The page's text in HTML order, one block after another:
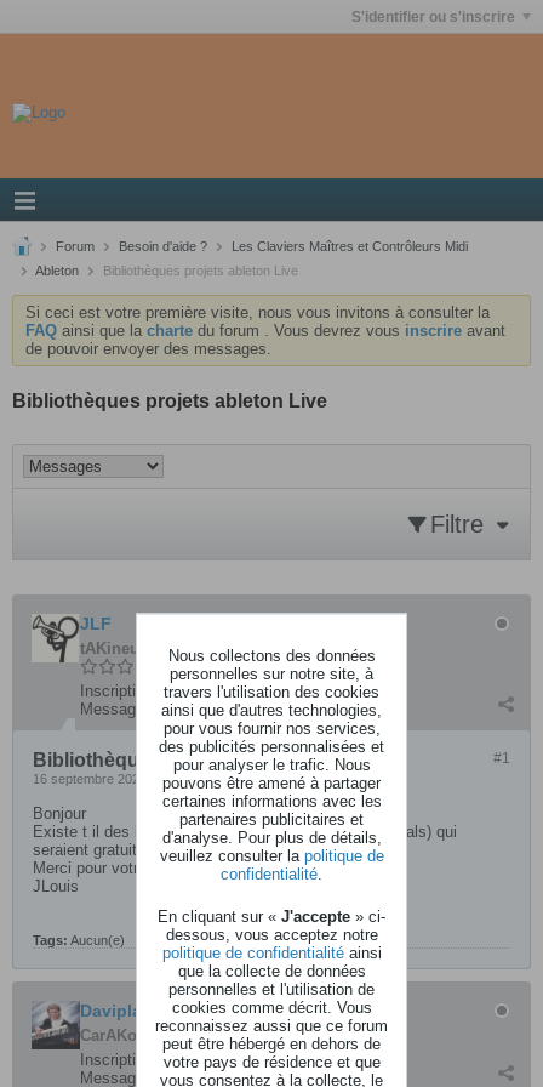
S'identifier ou s'inscrire
Forum Besoin d'aide ?
Les Claviers Maîtres et Contrôleurs Midi
Ableton
Bibliothèques projets ableton Live
Si ceci est votre première visite, nous vous invitons à consulter la
FAQ ainsi que la charte du forum . Vous devrez vous inscrire avant
de pouvoir envoyer des messages.
Bibliothèques projets ableton Live
Filtre
JLF
tAKineur
Inscription:
décembre 2015
Messages:
74
#1
Bibliothèques projets ableton Live
16 septembre 2023, 13h53
Bonjour
Existe t il des bibliothèques de projets Ableton Live (.als) qui
seraient gratuits ou payants.....
Merci pour votre aide
JLouis
Tags: Aucun(e)
Daviplane
CarAKoleur
Inscription:
avril 2015
Messages:
3844
Nous collectons des données
personnelles sur notre site, à
travers l'utilisation des cookies
ainsi que d'autres technologies,
pour vous fournir nos services,
des publicités personnalisées et
pour analyser le trafic. Nous
pouvons être amené à partager
certaines informations avec les
partenaires publicitaires et
d'analyse. Pour plus de détails,
veuillez consulter la politique de
confidentialité
En cliquant sur « J'accepte » ci-
dessous, vous acceptez notre
politique de confidentialitéainsi
que la collecte de données
personnelles et l'utilisation de
cookies comme décrit. Vous
reconnaissez aussi que ce forum
peut être hébergé en dehors de
votre pays de résidence et que
vous consentez à la collecte, le